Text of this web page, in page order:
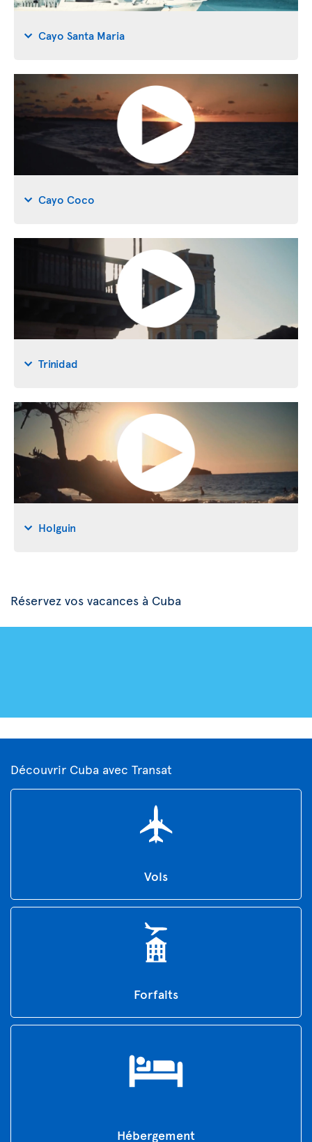
Cayo Santa Maria
Cayo Coco
Trinidad
Holguin
Réservez vos vacances à Cuba
Découvrir Cuba avec Transat
Vols
Forfaits
Hébergement